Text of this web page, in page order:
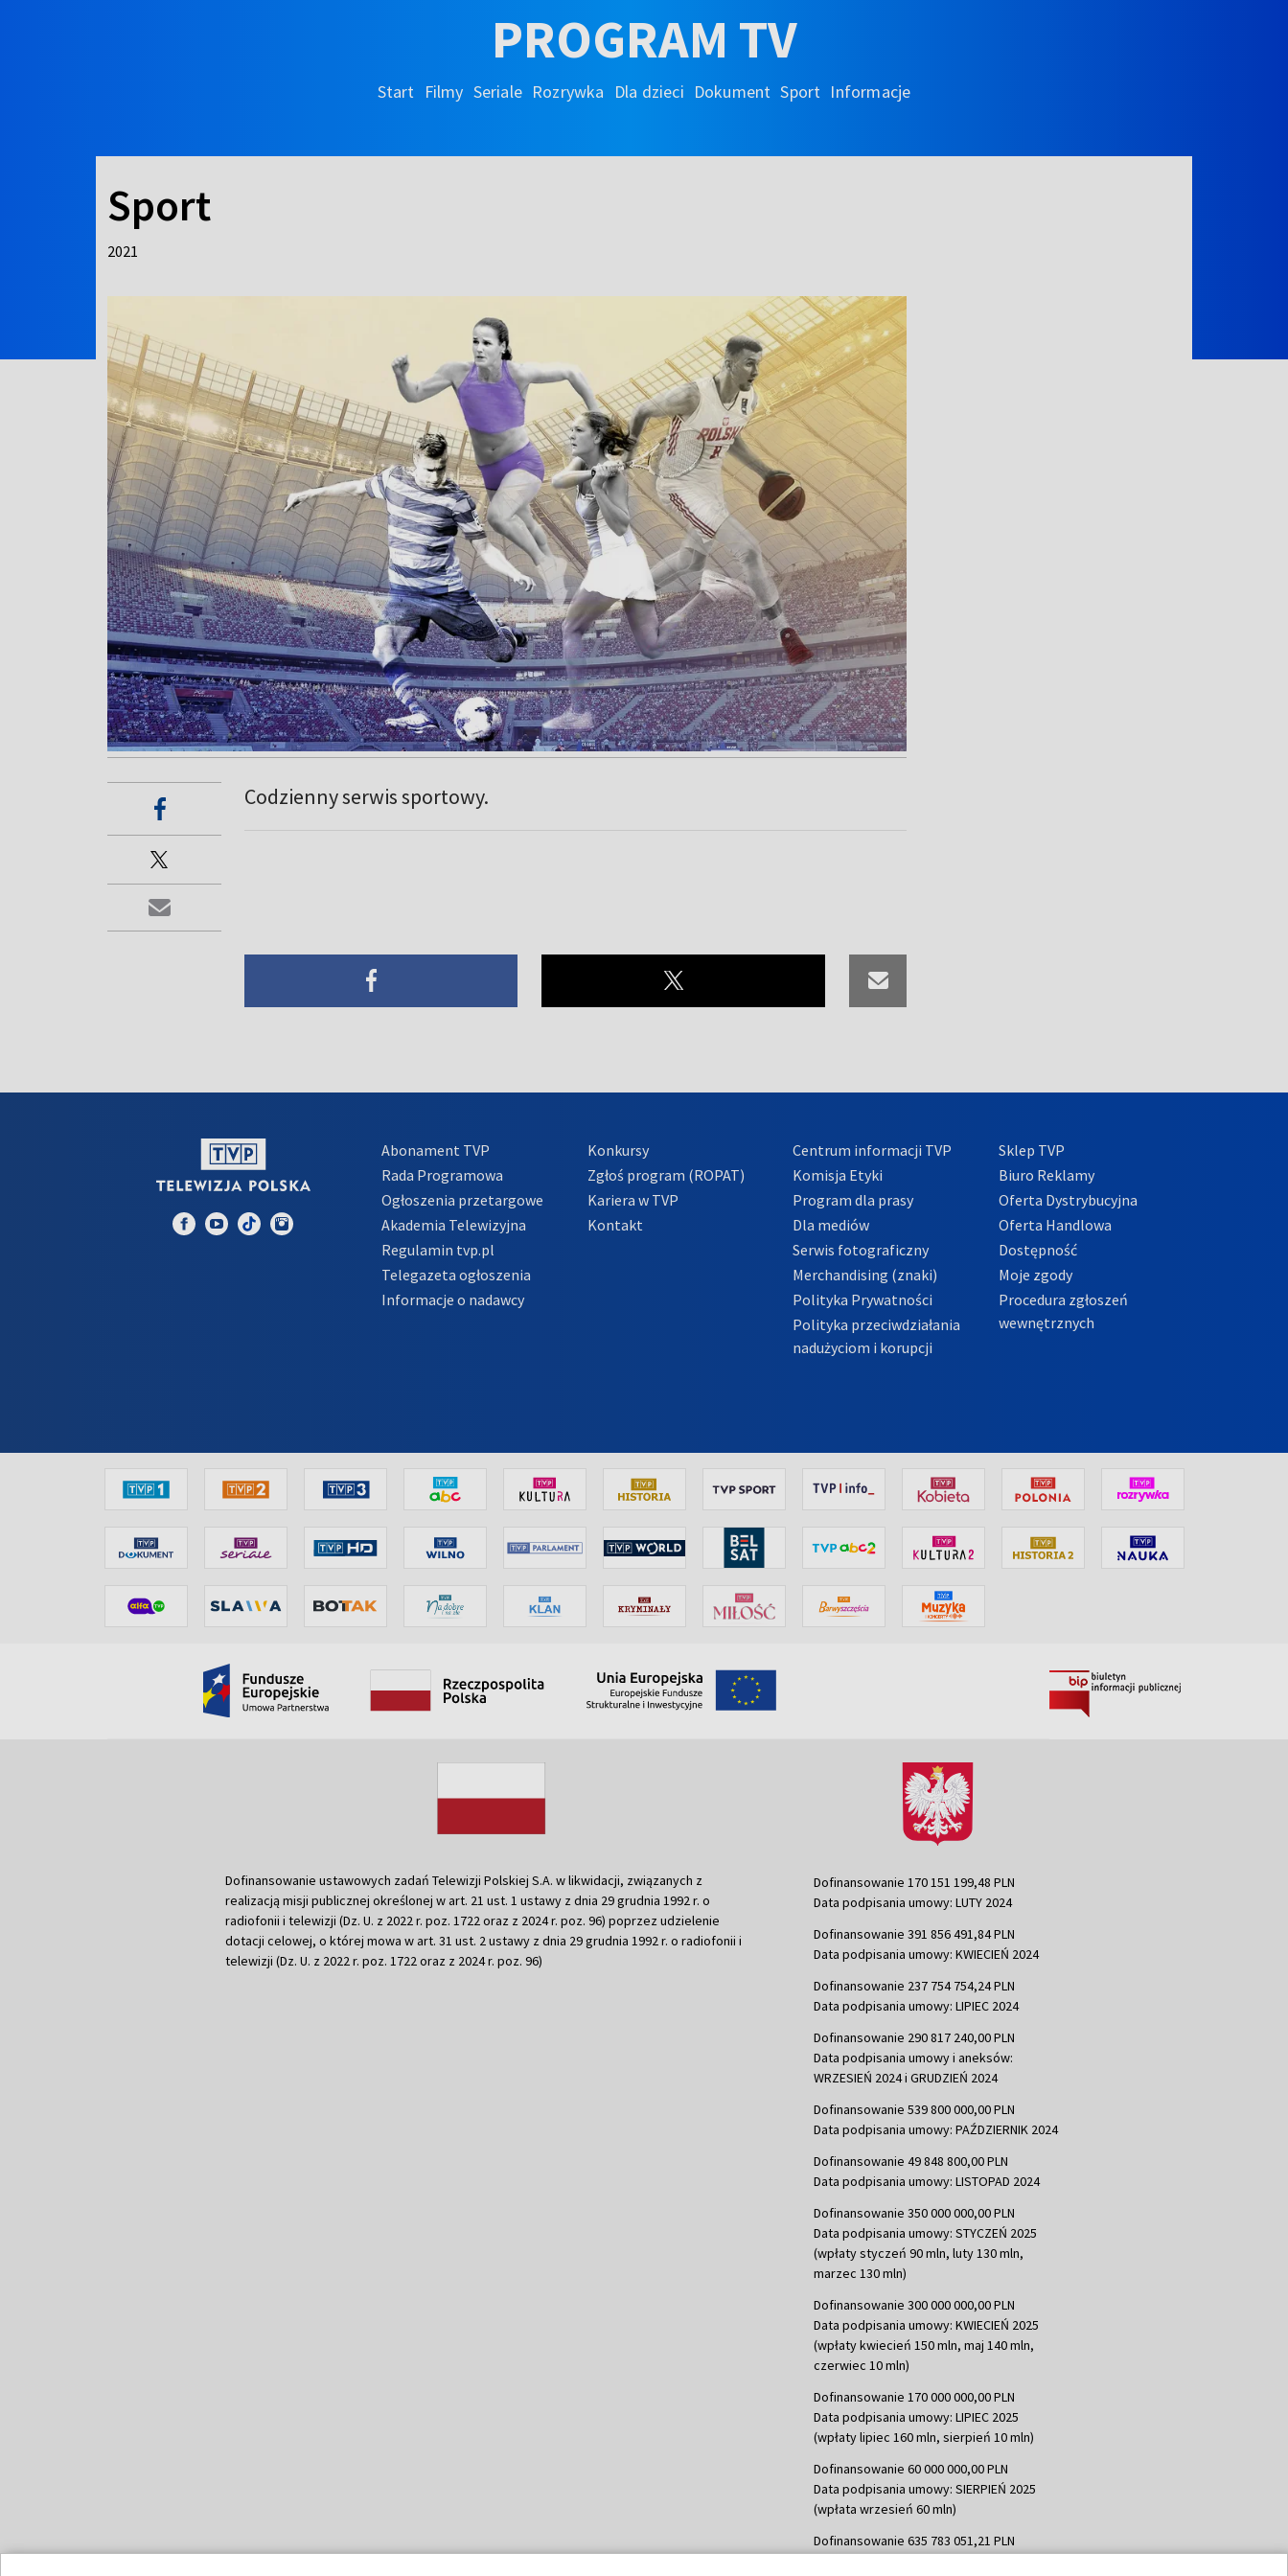
PROGRAM TV
Start Filmy Seriale Rozrywka Dla dzieci Dokument Sport Informacje
Sport
2021
Codzienny serwis sportowy.
Abonament TVP
Rada Programowa
Ogłoszenia przetargowe
Akademia Telewizyjna
Regulamin tvp.pl
Telegazeta ogłoszenia
Informacje o nadawcy
Konkursy
Zgłoś program (ROPAT)
Kariera w TVP
Kontakt
Centrum informacji TVP
Komisja Etyki
Program dla prasy
Dla mediów
Serwis fotograficzny
Merchandising (znaki)
Polityka Prywatności
Polityka przeciwdziałania
nadużyciom i korupcji
Sklep TVP
Biuro Reklamy
Oferta Dystrybucyjna
Oferta Handlowa
Dostępność
Moje zgody
Procedura zgłoszeń
wewnętrznych
Dofinansowanie ustawowych zadań Telewizji Polskiej S.A. w likwidacji, związanych z
realizacją misji publicznej określonej w art. 21 ust. 1 ustawy z dnia 29 grudnia 1992 r. o
radiofonii i telewizji (Dz. U. z 2022 r. poz. 1722 oraz z 2024 r. poz. 96) poprzez udzielenie
dotacji celowej, o której mowa w art. 31 ust. 2 ustawy z dnia 29 grudnia 1992 r. o radiofonii i
telewizji (Dz. U. z 2022 r. poz. 1722 oraz z 2024 r. poz. 96)
Dofinansowanie 170 151 199,48 PLN
Data podpisania umowy: LUTY 2024
Dofinansowanie 391 856 491,84 PLN
Data podpisania umowy: KWIECIEŃ 2024
Dofinansowanie 237 754 754,24 PLN
Data podpisania umowy: LIPIEC 2024
Dofinansowanie 290 817 240,00 PLN
Data podpisania umowy i aneksów:
WRZESIEŃ 2024 i GRUDZIEŃ 2024
Dofinansowanie 539 800 000,00 PLN
Data podpisania umowy: PAŹDZIERNIK 2024
Dofinansowanie 49 848 800,00 PLN
Data podpisania umowy: LISTOPAD 2024
Dofinansowanie 350 000 000,00 PLN
Data podpisania umowy: STYCZEŃ 2025
(wpłaty styczeń 90 mln, luty 130 mln,
marzec 130 mln)
Dofinansowanie 300 000 000,00 PLN
Data podpisania umowy: KWIECIEŃ 2025
(wpłaty kwiecień 150 mln, maj 140 mln,
czerwiec 10 mln)
Dofinansowanie 170 000 000,00 PLN
Data podpisania umowy: LIPIEC 2025
(wpłaty lipiec 160 mln, sierpień 10 mln)
Dofinansowanie 60 000 000,00 PLN
Data podpisania umowy: SIERPIEŃ 2025
(wpłata wrzesień 60 mln)
Dofinansowanie 635 783 051,21 PLN